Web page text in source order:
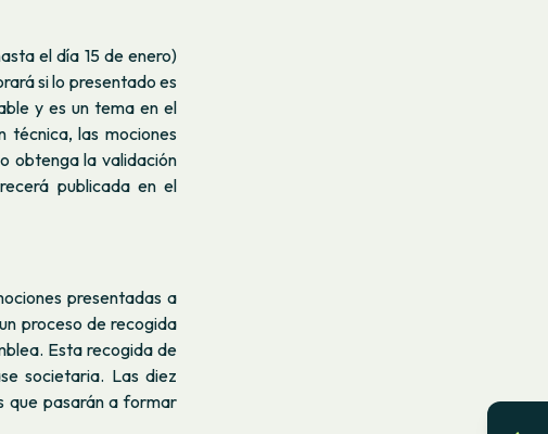
el día 15 de enero)
si lo presentado es
y es un tema en el
técnica, las mociones
obtenga la validación
publicada en el
presentadas a
proceso de recogida
Esta recogida de
societaria. Las diez
que pasarán a formar